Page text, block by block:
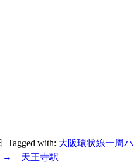
Tagged with: 大阪環状線一周
→ 天王寺駅